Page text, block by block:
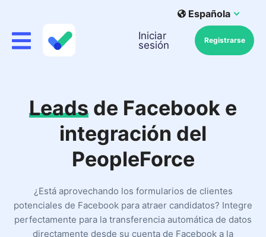
Española
Iniciar
sesión
Registrarse
Leads de Facebook e
integración del
PeopleForce
¿Está aprovechando los formularios de clientes
potenciales de Facebook para atraer candidatos? Integre
perfectamente para la transferencia automática de datos
directamente desde su cuenta de Facebook a la